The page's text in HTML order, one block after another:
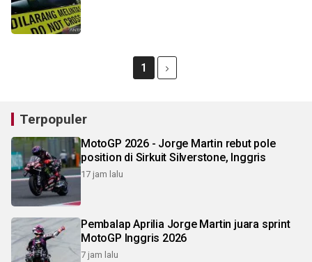
1
Terpopuler
MotoGP 2026 - Jorge Martin rebut pole
position di Sirkuit Silverstone, Inggris
17 jam lalu
Pembalap Aprilia Jorge Martin juara sprint
MotoGP Inggris 2026
7 jam lalu